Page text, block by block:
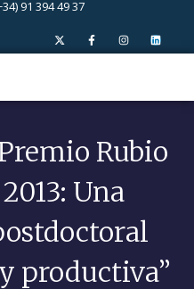
91 394 49 37
Rubio
Una
productiva”